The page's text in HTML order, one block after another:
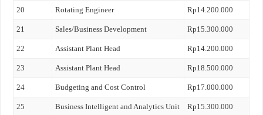
20 Rotating Engineer Rp14.200.000
21 Sales/Business Development Rp15.300.000
22 Assistant Plant Head Rp14.200.000
23 Assistant Plant Head Rp18.500.000
24 Budgeting and Cost Control Rp17.000.000
25 Business Intelligent and Analytics Unit Rp15.300.000